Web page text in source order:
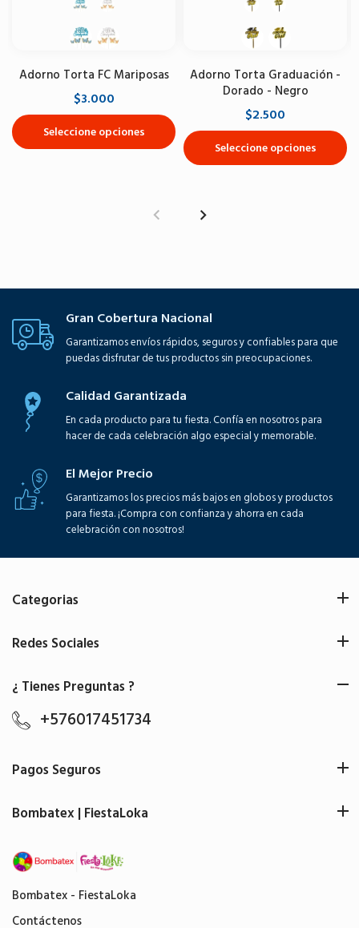
Adorno Torta FC Mariposas
$3.000
Seleccione opciones
Adorno Torta Graduación -
Dorado - Negro
$2.500
Seleccione opciones
Gran Cobertura Nacional
Garantizamos envíos rápidos, seguros y confiables para que
puedas disfrutar de tus productos sin preocupaciones.
Calidad Garantizada
En cada producto para tu fiesta. Confía en nosotros para
hacer de cada celebración algo especial y memorable.
El Mejor Precio
Garantizamos los precios más bajos en globos y productos
para fiesta. ¡Compra con confianza y ahorra en cada
celebración con nosotros!
Bombatex - FiestaLoka
Contáctenos
Categorias
Redes Sociales
¿ Tienes Preguntas ?
+576017451734
Pagos Seguros
Bombatex | FiestaLoka